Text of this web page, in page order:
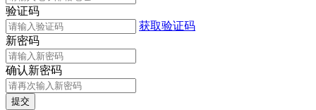
验证码
获取验证码
新密码
确认新密码